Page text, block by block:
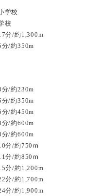
/約1,300m
350m
/約230m
/約350m
450m
600m
約600m
/約750ｍ
約850ｍ
/約1,200m
分/約1,700m
分/約1,900m